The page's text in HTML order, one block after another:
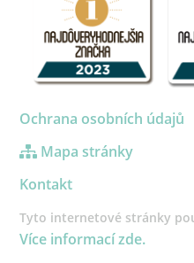
Ochrana osobních údajů
Mapa stránky
Kontakt
Tyto internetové stránky
Více informací zde.